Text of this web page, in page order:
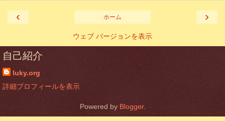
‹ ›
ホーム
ウェブ バージョンを表示
自己紹介
luky.org
詳細プロフィールを表示
Powered by Blogger.